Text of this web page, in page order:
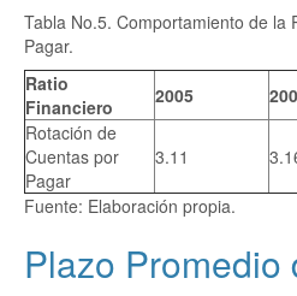
Tabla No.5. Comportamiento de la
Pagar.
Ratio
Financiero
2005
Rotación de
Cuentas por
Pagar
3.11
Fuente: Elaboración propia.
Plazo Promedio